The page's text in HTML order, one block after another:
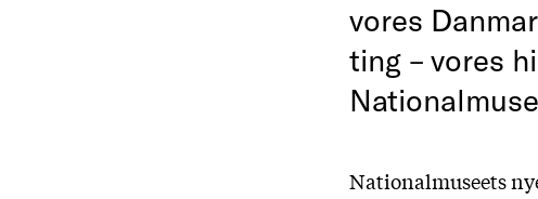
vores
ting – vores
Nationalmuseets